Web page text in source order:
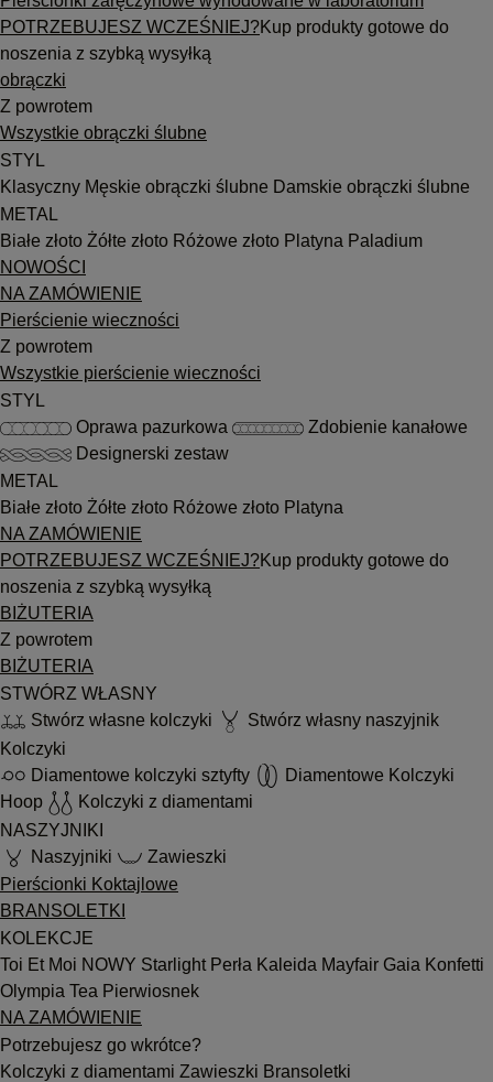
POTRZEBUJESZ WCZEŚNIEJ?Kup produkty gotowe do
noszenia z szybką wysyłką
obrączki
Z powrotem
Wszystkie obrączki ślubne
STYL
Klasyczny Męskie obrączki ślubne Damskie obrączki ślubne
METAL
Białe złoto Żółte złoto Różowe złoto Platyna Paladium
NOWOŚCI
NA ZAMÓWIENIE
Pierścienie wieczności
Z powrotem
Wszystkie pierścienie wieczności
STYL
Oprawa pazurkowa
Zdobienie kanałowe
Designerski zestaw
METAL
Białe złoto Żółte złoto Różowe złoto Platyna
NA ZAMÓWIENIE
POTRZEBUJESZ WCZEŚNIEJ?Kup produkty gotowe do
noszenia z szybką wysyłką
BIŻUTERIA
Z powrotem
BIŻUTERIA
STWÓRZ WŁASNY
Stwórz własne kolczyki
Stwórz własny naszyjnik
Kolczyki
Diamentowe kolczyki sztyfty
Diamentowe Kolczyki
Hoop
Kolczyki z diamentami
NASZYJNIKI
Naszyjniki
Zawieszki
Pierścionki Koktajlowe
BRANSOLETKI
KOLEKCJE
Toi Et Moi NOWY Starlight Perła Kaleida Mayfair Gaia Konfetti
Olympia Tea Pierwiosnek
NA ZAMÓWIENIE
Potrzebujesz go wkrótce?
Kolczyki z diamentami Zawieszki Bransoletki